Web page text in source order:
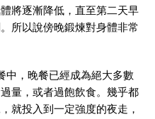
將逐漸降低，直至第二天早
所以說傍晚鍛煉對身體非常
，晚餐已經成為絕大多數
量，或者過飽飲食。幾乎都
就投入到一定強度的夜走，